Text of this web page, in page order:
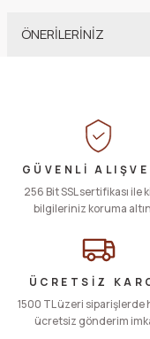
ÖNERİLERİNİZ
Görüş ve önerileriniz için
Ürün resmi kalitesiz,
Ürün açıklamasında
Ürün bilgilerinde hatalar
Ürün fiyatı diğer
Bu ürüne benzer farklı
GÜVENLİ
256 Bit SSL sertifikası ile
bilgileriniz koruma
ÜCRETSİZ
1500 TL üzeri siparişlerde
ücretsiz gönderim